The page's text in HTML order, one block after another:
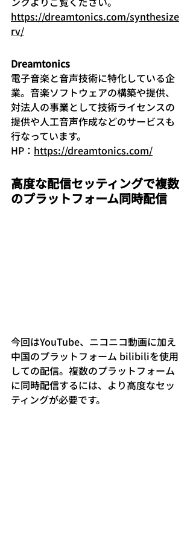
https://dreamtonics.com/synthesize
rv/
Dreamtonics
電子音楽と音声技術に特化している企
業。音楽ソフトウェアの構築や提供、
対法人の事業として技術ライセンスの
提供や人工音声作成などのサービスも
行なっています。
HP： https://dreamtonics.com/
高度な配信セッティングで複数
のプラットフォーム同時配信
今回はYouTube、ニコニコ動画に加え
中国のプラットフォーム bilibiliを使用
しての配信。複数のプラットフォーム
に同時配信するには、より高度なセッ
ティングが必要です。